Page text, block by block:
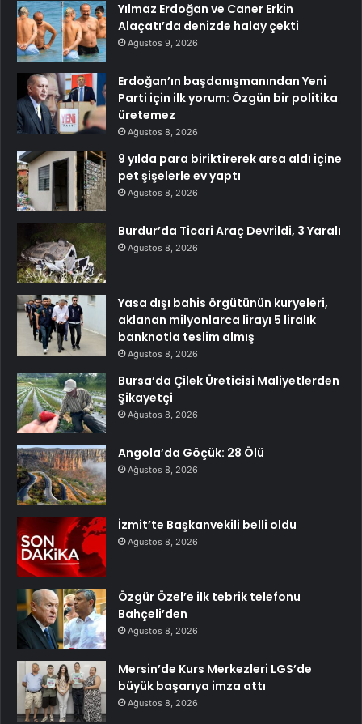
Yılmaz Erdoğan ve Caner Erkin
Alaçatı’da denizde halay çekti
Ağustos 9, 2026
Erdoğan’ın başdanışmanından Yeni
Parti için ilk yorum: Özgün bir politika
üretemez
Ağustos 8, 2026
9 yılda para biriktirerek arsa aldı içine
pet şişelerle ev yaptı
Ağustos 8, 2026
Burdur’da Ticari Araç Devrildi, 3 Yaralı
Ağustos 8, 2026
Yasa dışı bahis örgütünün kuryeleri,
aklanan milyonlarca lirayı 5 liralık
banknotla teslim almış
Ağustos 8, 2026
Bursa’da Çilek Üreticisi Maliyetlerden
Şikayetçi
Ağustos 8, 2026
Angola’da Göçük: 28 Ölü
Ağustos 8, 2026
İzmit’te Başkanvekili belli oldu
Ağustos 8, 2026
Özgür Özel’e ilk tebrik telefonu
Bahçeli’den
Ağustos 8, 2026
Mersin’de Kurs Merkezleri LGS’de
büyük başarıya imza attı
Ağustos 8, 2026